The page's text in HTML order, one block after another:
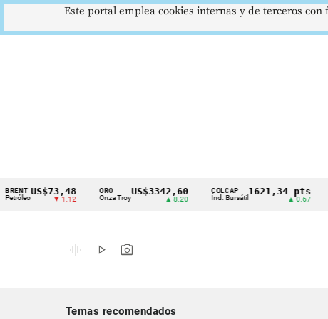
Cintillo
indicadores
económicos
▼ 1.12
ORO
Onza Troy
US$3342,60
▲ 8.20
COLCAP
Índ. Bursátil
1621,34 pts USD/COP
Dólar
graphic_eq play_arrow photo_camera
Temas recomendados
Este portal emplea cookies internas y de terceros